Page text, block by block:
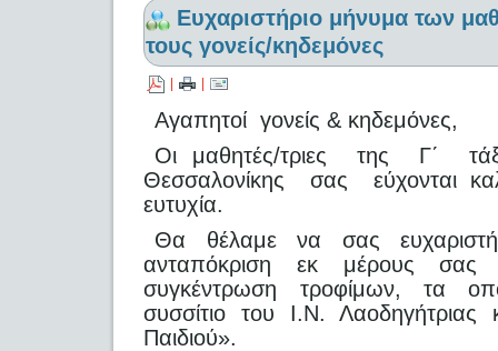
Ευχαριστήριο μήνυμα των
τους γονείς/κηδεμόνες
Αγαπητοί γονείς & κηδεμόνες,
Οι μαθητές/τριες της Γ΄
Θεσσαλονίκης σας εύχονται
ευτυχία.
Θα θέλαμε να σας
ανταπόκριση εκ μέρους
συγκέντρωση τροφίμων, τα
συσσίτιο του Ι.Ν.
Παιδιού».